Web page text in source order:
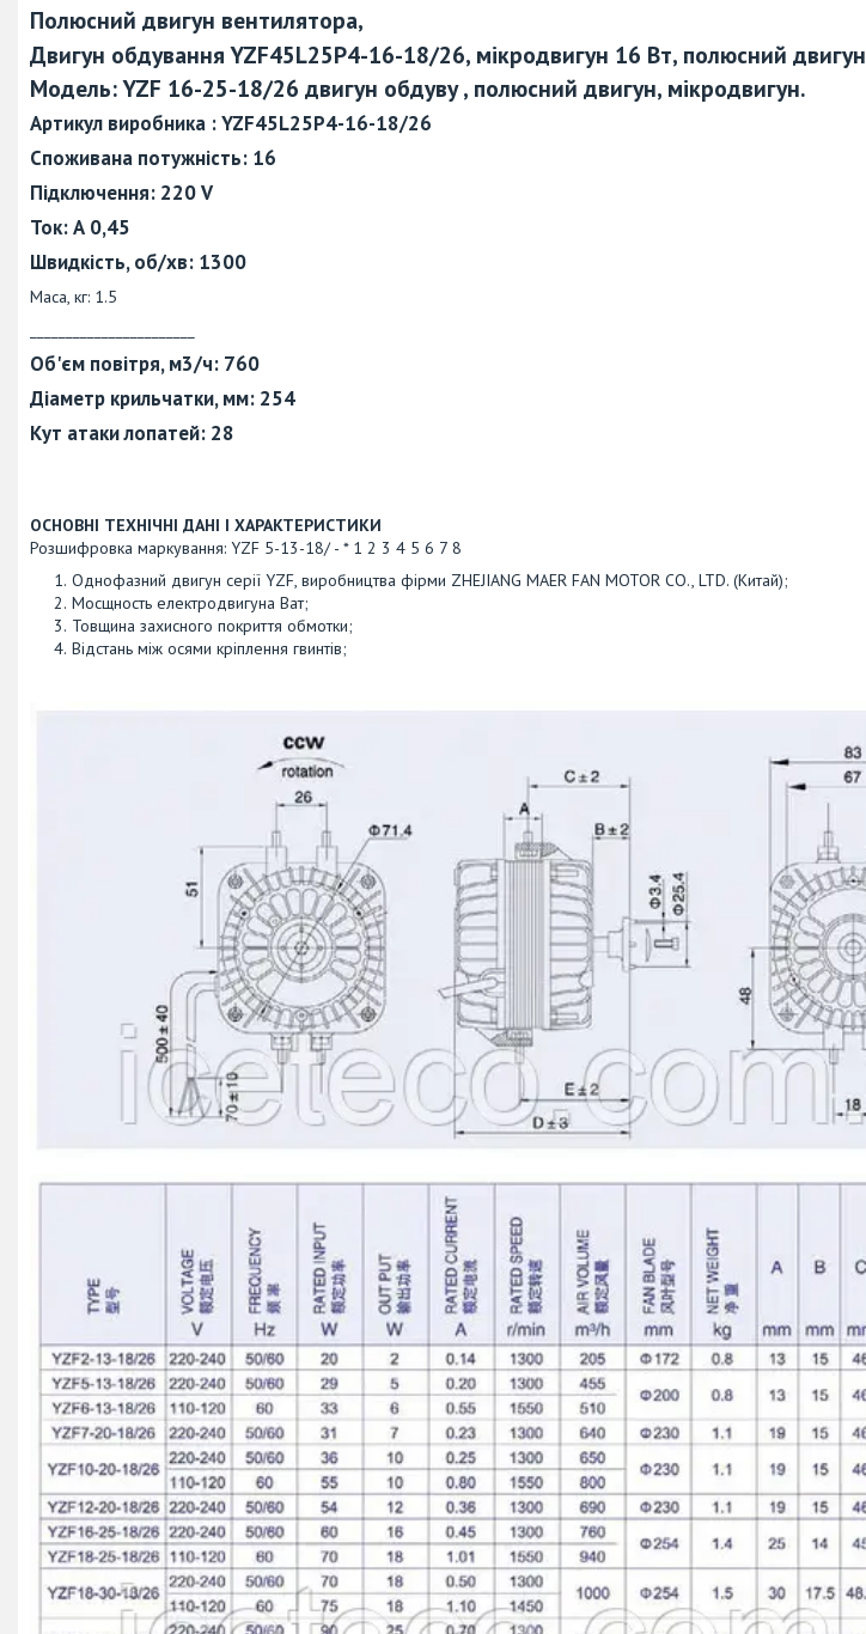
Полюсний двигун вентилятора,
Двигун обдування YZF45L25P4-16-18/26, мікродвигун 16 Вт, полюсний двигун
Модель: YZF 16-25-18/26 двигун обдуву , полюсний двигун, мікродвигун.
Артикул виробника :YZF45L25P4-16-18/26
Споживана потужність: 16
Підключення: 220 V
Ток: А 0,45
Швидкість, об/хв: 1300
Маса, кг: 1.5
Об'єм повітря, м3/ч: 760
Діаметр крильчатки, мм: 254
Кут атаки лопатей: 28
ОСНОВНІ ТЕХНІЧНІ ДАНІ І ХАРАКТЕРИСТИКИ
Розшифровка маркування: YZF 5-13-18/ - * 1 2 3 4 5 6 7 8
Однофазний двигун серії YZF, виробництва фірми ZHEJIANG MAER FAN MOTOR CO., LTD. (Китай);
Мосщность електродвигуна Ват;
Товщина захисного покриття обмотки;
Відстань між осями кріплення гвинтів;